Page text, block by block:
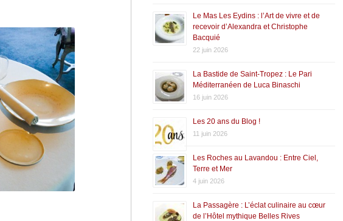
Le Mas Les Eydins : l’Art de vivre et de
recevoir d’Alexandra et Christophe
Bacquié
22 juin 2026
La Bastide de Saint-Tropez : Le Pari
Méditerranéen de Luca Binaschi
16 juin 2026
Les 20 ans du Blog !
11 juin 2026
Les Roches au Lavandou : Entre Ciel,
Terre et Mer
4 juin 2026
La Passagère : L’éclat culinaire au cœur
de l’Hôtel mythique Belles Rives